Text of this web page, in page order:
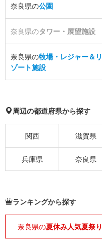
奈良県の公園
奈良県のタワー・展望施設
奈良県の牧場・レジャー＆リ
ゾート施設
周辺の都道府県から探す
関西 滋賀県
兵庫県 奈良県
ランキングから探す
奈良県の夏休み人気夏祭り